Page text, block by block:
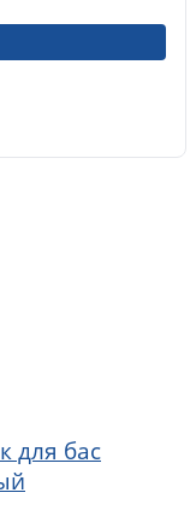
для бас